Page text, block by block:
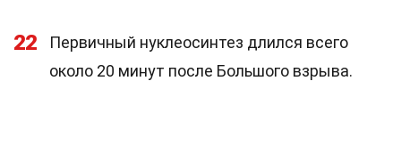
22
Первичный нуклеосинтез длился всего
около 20 минут после Большого взрыва.